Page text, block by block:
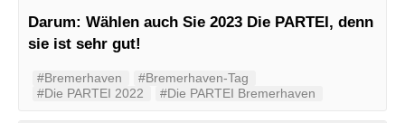
Darum: Wählen auch Sie 2023 Die PARTEI, denn
sie ist sehr gut!
#Bremerhaven
#Bremerhaven-Tag
#Die PARTEI 2022
#Die PARTEI Bremerhaven